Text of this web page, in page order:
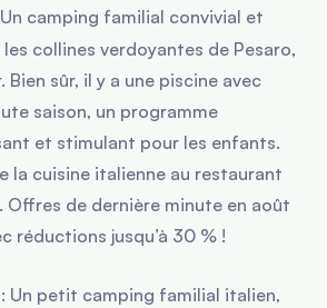
camping familial convivial et
collines verdoyantes de Pesaro,
Bien sûr, il y a une piscine avec
saison, un programme
et stimulant pour les enfants.
la cuisine italienne au restaurant
Offres de dernière minute en août
réductions jusqu’à 30 % !
: Un petit camping familial italien,